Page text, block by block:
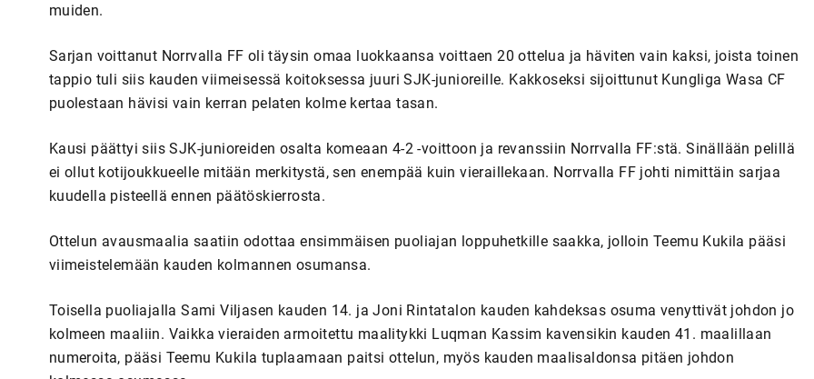
muiden.
Sarjan voittanut Norrvalla FF oli täysin omaa luokkaansa voittaen 20 ottelua ja häviten vain kaksi, joista toinen
tappio tuli siis kauden viimeisessä koitoksessa juuri SJK-junioreille. Kakkoseksi sijoittunut Kungliga Wasa CF
puolestaan hävisi vain kerran pelaten kolme kertaa tasan.
Kausi päättyi siis SJK-junioreiden osalta komeaan 4-2 -voittoon ja revanssiin Norrvalla FF:stä. Sinällään pelillä
ei ollut kotijoukkueelle mitään merkitystä, sen enempää kuin vieraillekaan. Norrvalla FF johti nimittäin sarjaa
kuudella pisteellä ennen päätöskierrosta.
Ottelun avausmaalia saatiin odottaa ensimmäisen puoliajan loppuhetkille saakka, jolloin Teemu Kukila pääsi
viimeistelemään kauden kolmannen osumansa.
Toisella puoliajalla Sami Viljasen kauden 14. ja Joni Rintatalon kauden kahdeksas osuma venyttivät johdon jo
kolmeen maaliin. Vaikka vieraiden armoitettu maalitykki Luqman Kassim kavensikin kauden 41. maalillaan
numeroita, pääsi Teemu Kukila tuplaamaan paitsi ottelun, myös kauden maalisaldonsa pitäen johdon